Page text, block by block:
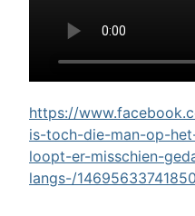
https://
is-toch-die-man-op-
loopt-er-misschien-
langs-/